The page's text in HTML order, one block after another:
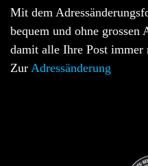
Mit dem
bequem und ohne grossen
damit alle Ihre Post
Zur Adressänderung